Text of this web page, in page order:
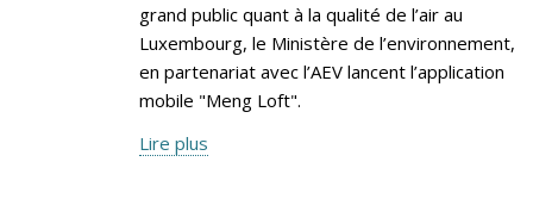
grand public quant à la qualité de l’air au
Luxembourg, le Ministère de l’environnement,
en partenariat avec l’AEV lancent l’application
mobile "Meng Loft".
Lire plus